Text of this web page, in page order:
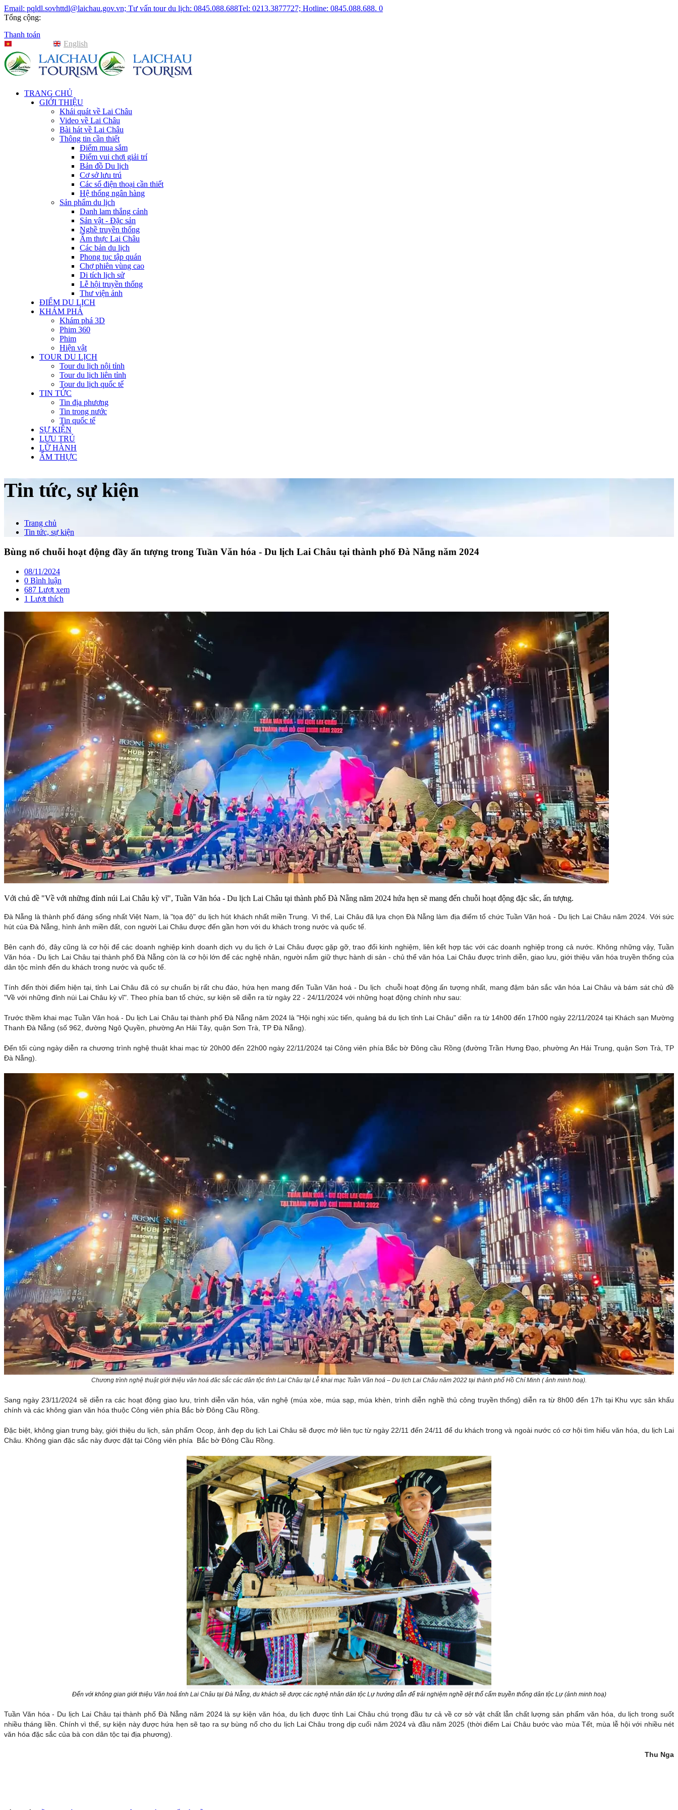
Email: pqldl.sovhttdl@laichau.gov.vn; Tư vấn tour du lịch: 0845.088.688Tel: 0213.3877727; Hotline: 0845.088.688. 0
Tổng cộng:
Thanh toán
English
TRANG CHỦ
GIỚI THIỆU
Khái quát về Lai Châu
Video về Lai Châu
Bài hát về Lai Châu
Thông tin cần thiết
Điểm mua sắm
Điểm vui chơi giải trí
Bản đồ Du lịch
Cơ sở lưu trú
Các số điện thoại cần thiết
Hệ thống ngân hàng
Sản phẩm du lịch
Danh lam thắng cảnh
Sản vật - Đặc sản
Nghề truyền thống
Ẩm thực Lai Châu
Các bản du lịch
Phong tục tập quán
Chợ phiên vùng cao
Di tích lịch sử
Lễ hội truyền thống
Thư viện ảnh
ĐIỂM DU LỊCH
KHÁM PHÁ
Khám phá 3D
Phim 360
Phim
Hiện vật
TOUR DU LỊCH
Tour du lịch nội tỉnh
Tour du lịch liên tỉnh
Tour du lịch quốc tế
TIN TỨC
Tin địa phương
Tin trong nước
Tin quốc tế
SỰ KIỆN
LƯU TRÚ
LỮ HÀNH
ẨM THỰC
Tin tức, sự kiện
Trang chủ
Tin tức, sự kiện
Bùng nổ chuỗi hoạt động đầy ấn tượng trong Tuần Văn hóa - Du lịch Lai Châu tại thành phố Đà Nẵng năm 2024
08/11/2024
0 Bình luận
687 Lượt xem
1 Lượt thích
Với chủ đề "Về với những đỉnh núi Lai Châu kỳ vĩ", Tuần Văn hóa - Du lịch Lai Châu tại thành phố Đà Nẵng năm 2024 hứa hẹn sẽ mang đến chuỗi hoạt động đặc sắc, ấn tượng.
Đà Nẵng là thành phố đáng sống nhất Việt Nam, là "tọa độ" du lịch hút khách nhất miền Trung. Vì thế, Lai Châu đã lựa chọn Đà Nẵng làm địa điểm tổ chức Tuần Văn hoá - Du lịch Lai Châu năm 2024. Với sức
hút của Đà Nẵng, hình ảnh miền đất, con người Lai Châu được đến gần hơn với du khách trong nước và quốc tế.
Bên cạnh đó, đây cũng là cơ hội để các doanh nghiệp kinh doanh dịch vụ du lịch ở Lai Châu được gặp gỡ, trao đổi kinh nghiệm, liên kết hợp tác với các doanh nghiệp trong cả nước. Không những vậy, Tuần
Văn hóa - Du lịch Lai Châu tại thành phố Đà Nẵng còn là cơ hội lớn để các nghệ nhân, người nắm giữ thực hành di sản - chủ thể văn hóa Lai Châu được trình diễn, giao lưu, giới thiệu văn hóa truyền thống của
dân tộc mình đến du khách trong nước và quốc tế.
Tính đến thời điểm hiện tại, tỉnh Lai Châu đã có sự chuẩn bị rất chu đáo, hứa hẹn mang đến Tuần Văn hoá - Du lịch chuỗi hoạt động ấn tượng nhất, mang đậm bản sắc văn hóa Lai Châu và bám sát chủ đề
"Về với những đỉnh núi Lai Châu kỳ vĩ". Theo phía ban tổ chức, sự kiện sẽ diễn ra từ ngày 22 - 24/11/2024 với những hoạt động chính như sau:
Trước thềm khai mạc Tuần Văn hoá - Du lịch Lai Châu tại thành phố Đà Nẵng năm 2024 là "Hội nghị xúc tiến, quảng bá du lịch tỉnh Lai Châu" diễn ra từ 14h00 đến 17h00 ngày 22/11/2024 tại Khách sạn Mường
Thanh Đà Nẵng (số 962, đường Ngô Quyền, phường An Hải Tây, quận Sơn Trà, TP Đà Nẵng).
Đến tối cùng ngày diễn ra chương trình nghệ thuật khai mạc từ 20h00 đến 22h00 ngày 22/11/2024 tại Công viên phía Bắc bờ Đông cầu Rồng (đường Trần Hưng Đạo, phường An Hải Trung, quận Sơn Trà, TP
Đà Nẵng).
Chương trình nghệ thuật giới thiệu văn hoá đăc sắc các dân tộc tỉnh Lai Châu tại Lễ khai mạc Tuần Văn hoá – Du lịch Lai Châu năm 2022 tại thành phố Hồ Chí Minh ( ảnh minh hoạ).
Sang ngày 23/11/2024 sẽ diễn ra các hoạt động giao lưu, trình diễn văn hóa, văn nghệ (múa xòe, múa sạp, múa khèn, trình diễn nghề thủ công truyền thống) diễn ra từ 8h00 đến 17h tại Khu vực sân khấu
chính và các không gian văn hóa thuộc Công viên phía Bắc bờ Đông Cầu Rồng.
Đặc biệt, không gian trưng bày, giới thiệu du lịch, sản phẩm Ocop, ảnh đẹp du lịch Lai Châu sẽ được mở liên tục từ ngày 22/11 đến 24/11 để du khách trong và ngoài nước có cơ hội tìm hiểu văn hóa, du lịch Lai
Châu. Không gian đặc sắc này được đặt tại Công viên phía Bắc bờ Đông Cầu Rồng.
Đến với không gian giới thiệu Văn hoá tỉnh Lai Châu tại Đà Nẵng, du khách sẽ được các nghệ nhân dân tộc Lự hướng dẫn để trải nghiệm nghề dệt thổ cẩm truyền thống dân tộc Lự (ảnh minh hoạ)
Tuần Văn hóa - Du lịch Lai Châu tại thành phố Đà Nẵng năm 2024 là sự kiện văn hóa, du lịch được tỉnh Lai Châu chú trọng đầu tư cả về cơ sở vật chất lẫn chất lượng sản phẩm văn hóa, du lịch trong suốt
nhiều tháng liền. Chính vì thế, sự kiện này được hứa hẹn sẽ tạo ra sự bùng nổ cho du lịch Lai Châu trong dịp cuối năm 2024 và đầu năm 2025 (thời điểm Lai Châu bước vào mùa Tết, mùa lễ hội với nhiều nét
văn hóa đặc sắc của bà con dân tộc tại địa phương).
Thu Nga